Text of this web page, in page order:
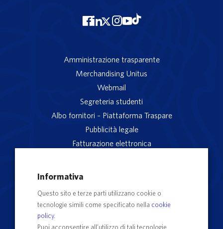
Amministrazione trasparente
Merchandising Unitus
Webmail
Segreteria studenti
Albo fornitori – Piattaforma Traspare
Pubblicità legale
Fatturazione elettronica
Servizio reclami
Sedi e Poli
Informativa
Questo sito e terze parti utilizzano cookie o
tecnologie simili come specificato nella cookie
policy.
Puoi acconsentire all’utilizzo di tali tecnologie